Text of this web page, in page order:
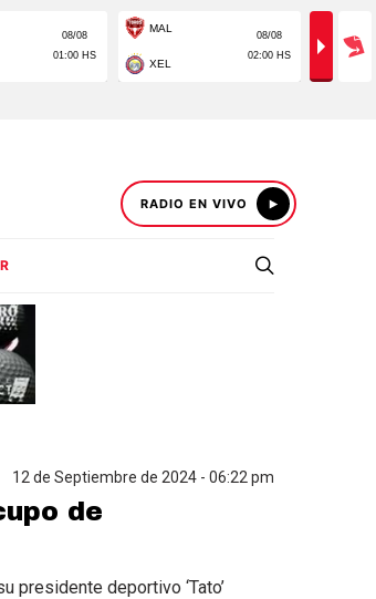
RADIO EN VIVO
12 de Septiembre de 2024 - 06:22 pm
de
presidente deportivo ‘Tato’